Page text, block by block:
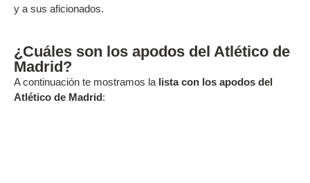
y a sus aficionados.
¿Cuáles son los apodos del Atlético de
Madrid?
A continuación te mostramos la lista con los apodos del
Atlético de Madrid: